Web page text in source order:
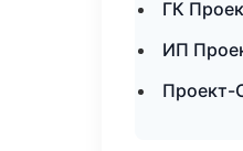
ГК
ИП
Проект-